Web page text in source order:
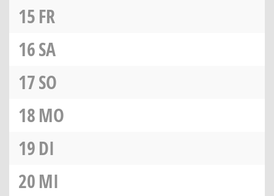
15FR
16SA
17SO
18MO
19DI
20MI